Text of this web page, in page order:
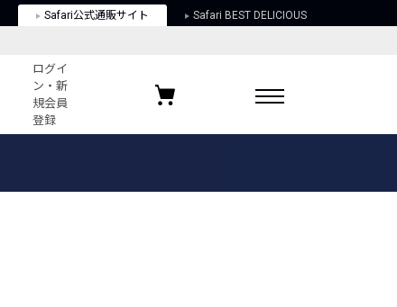
Safari公式通販サイト Safari BEST DELICIOUS
ログイ
ン・新
規会員
登録
お気に入りブランド